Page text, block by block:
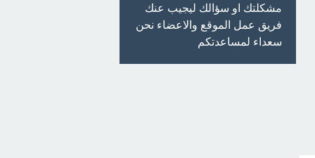
مشكلتك او سؤالك ليجيب عنك
فريق عمل الموقع والاعضاء نحن
سعداء لمساعدتكم